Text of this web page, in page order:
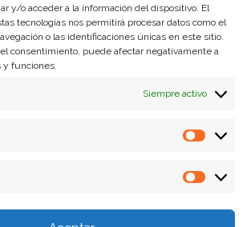
y/o acceder a la información del dispositivo. El
tecnologías nos permitirá procesar datos como el
o las identificaciones únicas en este sitio.
consentimiento, puede afectar negativamente a
y funciones.
Siempre activo
de envio